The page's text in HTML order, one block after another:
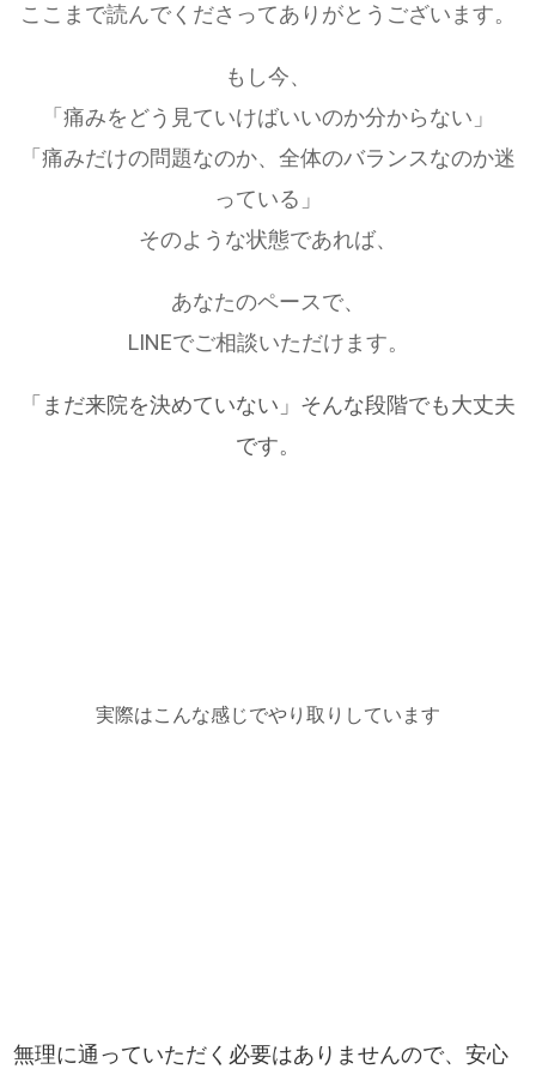
ここまで読んでくださってありがとうございます。
もし今、
「痛みをどう見ていけばいいのか分からない」
「痛みだけの問題なのか、全体のバランスなのか迷
っている」
そのような状態であれば、
あなたのペースで、
LINEでご相談いただけます。
「まだ来院を決めていない」そんな段階でも大丈夫
です。
実際はこんな感じでやり取りしています
無理に通っていただく必要はありませんので、安心